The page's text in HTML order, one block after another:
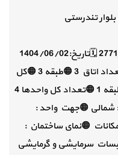
تندرستی
#فردیس_بلوار تندرستی #کد_فایل_2771 🗓️تاریخ:1404/06/02
#فروش_آپارتمان 🟠متراژ بنا 185 🟠تعداد اتاق 3 🟠طبقه 3 🟠کل
طبقات ساختمان 4 🟠تعداد واحد در طبقه 1 🟠تعداد کل واحدها 4
ملک : شمالی 🟠جهت واحد :
🟠نمای ساختمان :
سرمایشی و گرمایشی